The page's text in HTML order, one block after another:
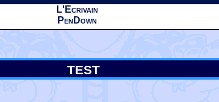
L'Ecrivain
PenDown
TEST